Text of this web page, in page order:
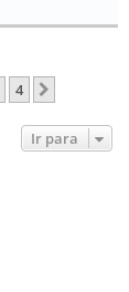
4
Ir para